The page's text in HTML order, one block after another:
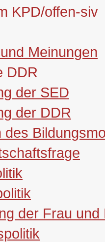
KPD/offen-siv
Meinungen
DDR
der SED
der DDR
des
der Frau und